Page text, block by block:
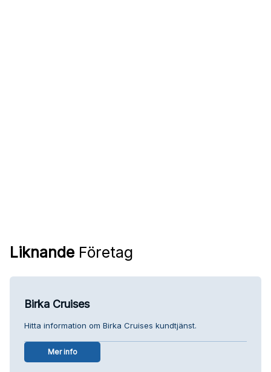
Liknande Företag
Birka Cruises
Hitta information om Birka Cruises kundtjänst.
Mer info